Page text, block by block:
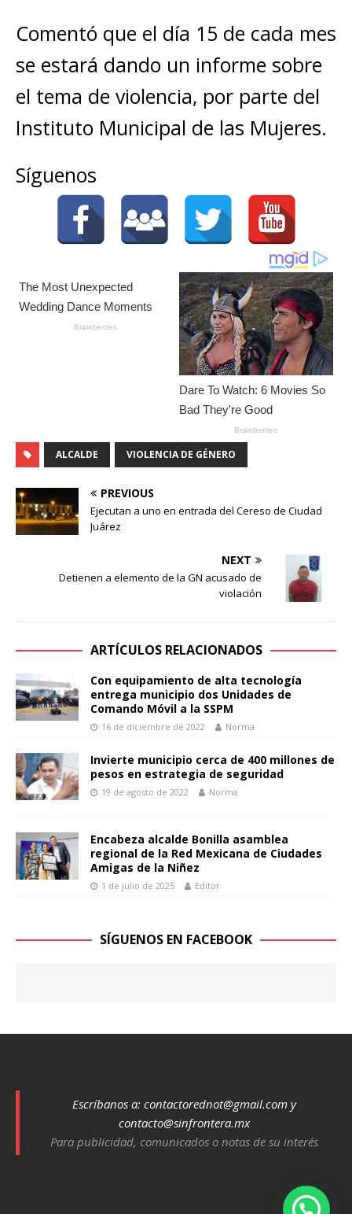
Comentó que el día 15 de cada mes
se estará dando un informe sobre
el tema de violencia, por parte del
Instituto Municipal de las Mujeres.
Síguenos
ALCALDE VIOLENCIA DE GÉNERO
PREVIOUS
Ejecutan a uno en entrada del Cereso de Ciudad
Juárez
NEXT
Detienen a elemento de la GN acusado de
violación
ARTÍCULOS RELACIONADOS
Con equipamiento de alta tecnología
entrega municipio dos Unidades de
Comando Móvil a la SSPM
16 de diciembre de 2022 Norma
Invierte municipio cerca de 400 millones de
pesos en estrategia de seguridad
19 de agosto de 2022 Norma
Encabeza alcalde Bonilla asamblea
regional de la Red Mexicana de Ciudades
Amigas de la Niñez
1 de julio de 2025 Editor
SÍGUENOS EN FACEBOOK
Escríbanos a: contactorednot@gmail.comy
contacto@sinfrontera.mx
Para publicidad, comunicados o notas de su interés